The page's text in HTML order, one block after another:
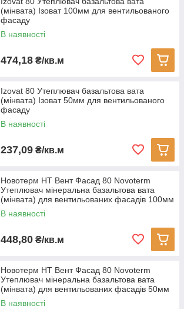
(мінвата) Ізоват 100мм для вентильованого
фасаду
В наявності
474,18 ₴/кв.м
Izovat 80 Утеплювач базальтова вата
(мінвата) Ізоват 50мм для вентильованого
фасаду
В наявності
237,09 ₴/кв.м
Новотерм НТ Вент Фасад 80 Novoterm
Утеплювач мінеральна базальтова вата
(мінвата) для вентильованих фасадів 100мм
В наявності
448,80 ₴/кв.м
Новотерм НТ Вент Фасад 80 Novoterm
Утеплювач мінеральна базальтова вата
(мінвата) для вентильованих фасадів 50мм
В наявності